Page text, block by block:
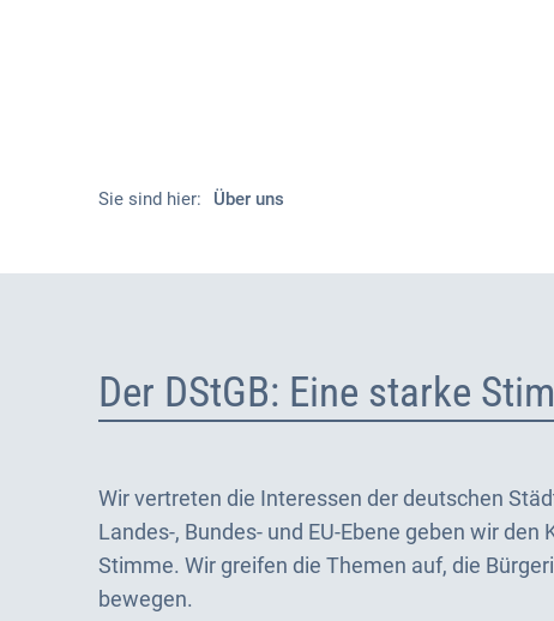
Sie sind hier: Über uns
Der DStGB: Eine starke
Wir vertreten die Interessen der deutschen
Landes-, Bundes- und EU-Ebene geben wir den
Stimme. Wir greifen die Themen auf, die
bewegen.